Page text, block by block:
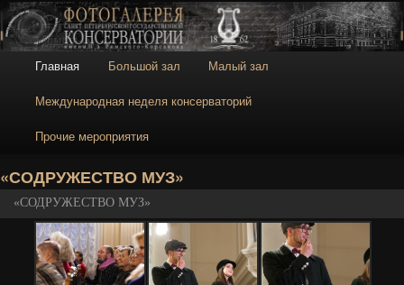
Галерея
Галерея Санкт-
Петербургской
консерватории
Главное меню
Перейти к основному содержимому
Перейти к дополнительному содержимому
Главная Большой зал Малый зал
Международная неделя консерваторий
Прочие мероприятия
«СОДРУЖЕСТВО МУЗ»
«СОДРУЖЕСТВО МУЗ»